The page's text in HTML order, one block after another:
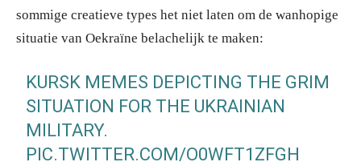
sommige creatieve types het niet laten om de wanhopige
situatie van Oekraïne belachelijk te maken:
KURSK MEMES DEPICTING THE GRIM
SITUATION FOR THE UKRAINIAN
MILITARY.
PIC.TWITTER.COM/O0WFT1ZFGH